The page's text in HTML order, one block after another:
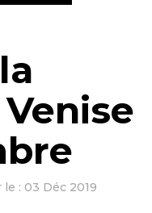
le : 03 Déc 2019